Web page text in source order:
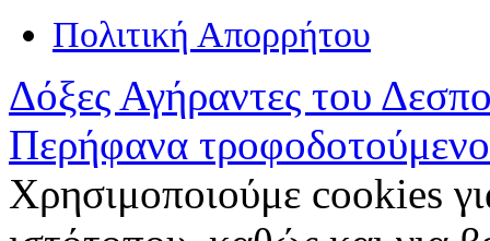
Πολιτική Απορρήτου
Δόξες Αγήραντες του
Περήφανα
Χρησιμοποιούμε cookies